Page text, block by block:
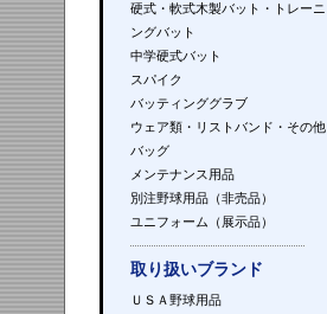
硬式・軟式木製バット・トレーニ
ングバット
中学硬式バット
スパイク
バッティンググラブ
ウェア類・リストバンド・その他
バッグ
メンテナンス用品
別注野球用品（非売品）
ユニフォーム（展示品）
取り扱いブランド
ＵＳＡ野球用品